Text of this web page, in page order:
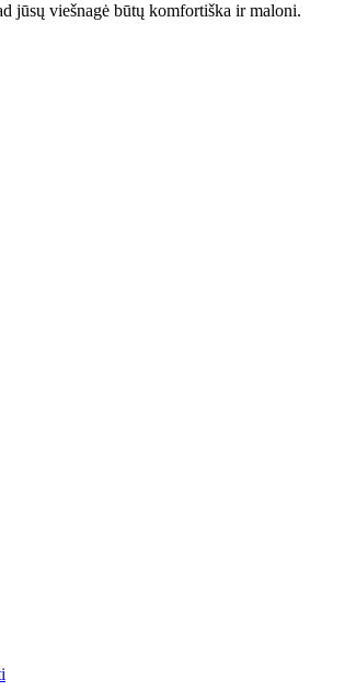
jūsų viešnagė būtų komfortiška ir maloni.